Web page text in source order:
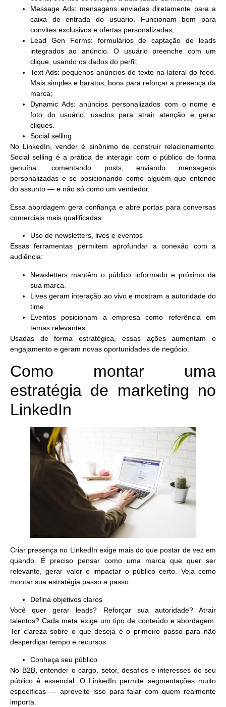
Message Ads: mensagens enviadas diretamente para a
caixa de entrada do usuário. Funcionam bem para
convites exclusivos e ofertas personalizadas;
Lead Gen Forms: formulários de captação de leads
integrados ao anúncio. O usuário preenche com um
clique, usando os dados do perfil;
Text Ads: pequenos anúncios de texto na lateral do feed.
Mais simples e baratos, bons para reforçar a presença da
marca;
Dynamic Ads: anúncios personalizados com o nome e
foto do usuário, usados para atrair atenção e gerar
cliques.
Social selling
No LinkedIn, vender é sinônimo de construir relacionamento.
Social selling é a prática de interagir com o público de forma
genuína: comentando posts, enviando mensagens
personalizadas e se posicionando como alguém que entende
do assunto — e não só como um vendedor.
Essa abordagem gera confiança e abre portas para conversas
comerciais mais qualificadas.
Uso de newsletters, lives e eventos
Essas ferramentas permitemaprofundar a conexão com a
audiência:
Newsletters mantêm o público informado e próximo da
sua marca.
Lives geram interação ao vivo e mostram a autoridade do
time.
Eventos posicionam a empresa como referência em
temas relevantes.
Usadas de forma estratégica, essas ações aumentam o
engajamento e geram novas oportunidades de negócio.
Como montar uma
estratégia de marketing no
LinkedIn
Criar presença no LinkedIn exige mais do que postar de vez em
quando. É preciso pensar como uma marca que quer ser
relevante, gerar valor e impactar o público certo . Veja como
montar sua estratégia passo a passo:
Defina objetivos claros
Você quer gerar leads? Reforçar sua autoridade? Atrair
talentos? Cada meta exige um tipo de conteúdo e abordagem.
Ter clareza sobre o que deseja é o primeiro passo para não
desperdiçar tempo e recursos.
Conheça seu público
No B2B, entender o cargo, setor, desafios e interesses do seu
público é essencial. O LinkedIn permite segmentações muito
específicas — aproveite isso para falar com quem realmente
importa.